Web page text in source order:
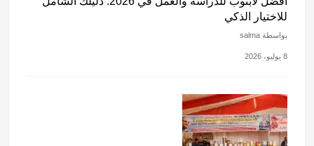
للاختيار الذكي
بواسطة salma
8 يوليو، 2026